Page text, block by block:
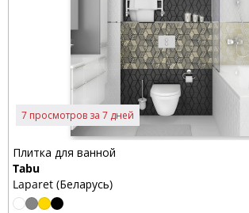
7 просмотров за 7 дней
Плитка для ванной
Tabu
Laparet (Беларусь)